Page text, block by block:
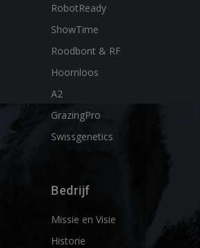
RobotReady
ShowTime
Roodbont & RF
Hoornloos
A2
GrazingPro
Swissgenetics
Bedrijf
Missie en Visie
Historie